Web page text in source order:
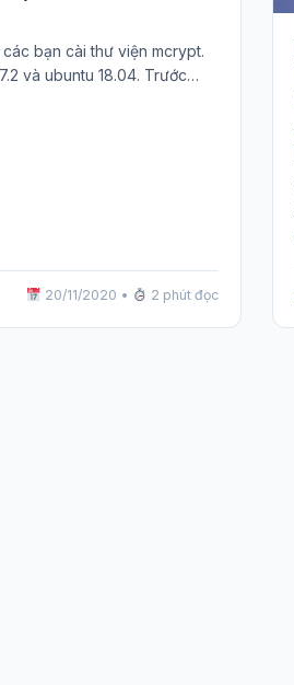
bạn cài thư viện mcrypt.
và ubuntu 18.04. Trước…
20/11/2020 • 2 phút đọc